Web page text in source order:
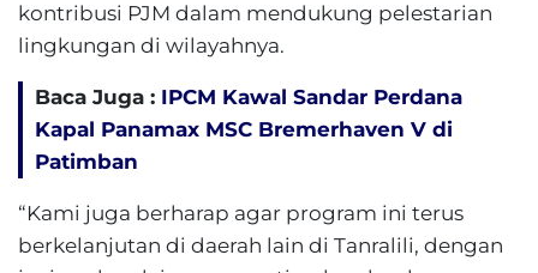
kontribusi PJM dalam mendukung pelestarian
lingkungan di wilayahnya.
Baca Juga : IPCM Kawal Sandar Perdana
Kapal Panamax MSC Bremerhaven V di
Patimban
“Kami juga berharap agar program ini terus
berkelanjutan di daerah lain di Tanralili, dengan